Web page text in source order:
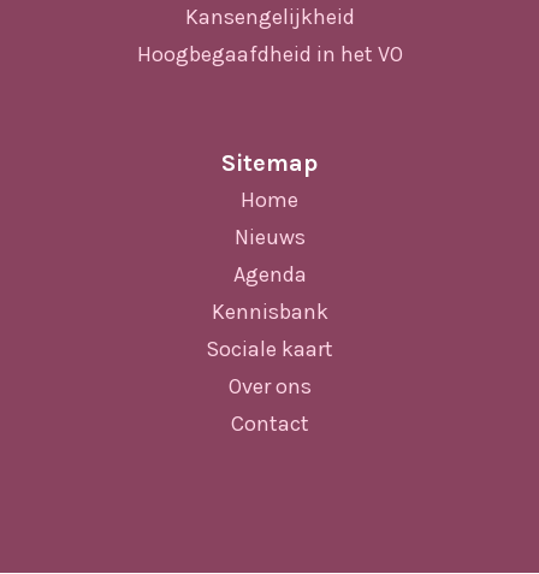
Kansengelijkheid
Hoogbegaafdheid in het VO
Sitemap
Home
Nieuws
Agenda
Kennisbank
Sociale kaart
Over ons
Contact